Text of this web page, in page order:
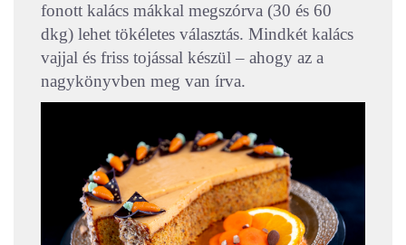
fonott kalács mákkal megszórva (30 és 60
dkg) lehet tökéletes választás. Mindkét kalács
vajjal és friss tojással készül – ahogy az a
nagykönyvben meg van írva.